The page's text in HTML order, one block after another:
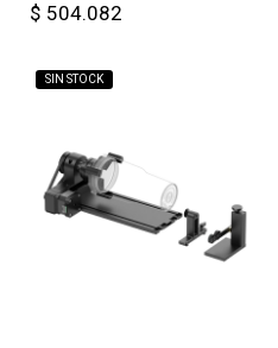
$ 504.082
SIN STOCK